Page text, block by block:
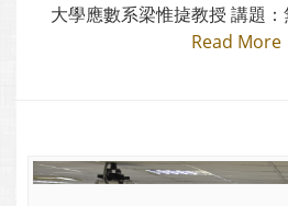
大學應數系梁惟㨗教授 講題
Read More